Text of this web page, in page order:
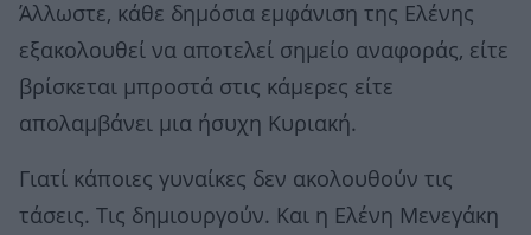
Άλλωστε, κάθε δημόσια εμφάνιση της Ελένης
εξακολουθεί να αποτελεί σημείο αναφοράς, είτε
βρίσκεται μπροστά στις κάμερες είτε
απολαμβάνει μια ήσυχη Κυριακή.
Γιατί κάποιες γυναίκες δεν ακολουθούν τις
τάσεις. Τις δημιουργούν. Και η Ελένη Μενεγάκη